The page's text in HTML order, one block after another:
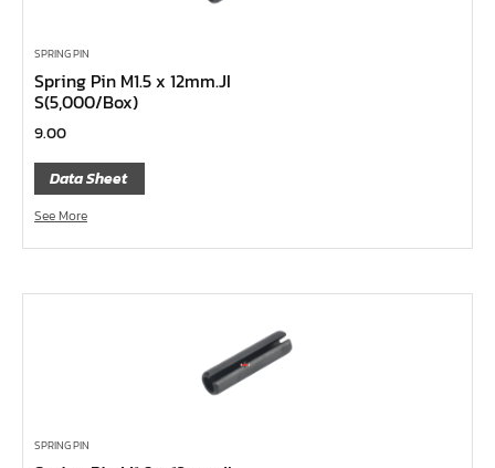
ด้ามฟรี หัวกลม คอพับ ด้ามเหล็ก 1/4", 3/8", 1/2", 1"
ด้ามฟรี หัวกลม ด้ามยาง 1/4", 3/8", 1/2"
ด้ามฟรี หัวกลม ด้ามเรียบ 1/4", 3/8", 1/2"
ด้ามฟรี หัวกลม ด้ามเหล็ก 1/4", 3/8", 1/2", 1"
ด้ามฟรี ยาง คอพับ กดปุ่ม
ด้ามฟรี ด้ามเหล็ก คอพับ
ด้ามฟรี หัวเล็ก ด้ามเรียบ กดปุ่ม 1/4", 3/8", 1/2"
SPRING PIN
Spring Pin M1.5 x 12mm.JI
S(5,000/Box)
9.00
Data Sheet
See More
SPRING PIN